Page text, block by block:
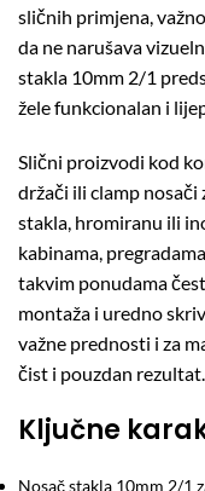
sličnih primjena,
da ne narušava
stakla 10mm 2/1
žele funkcionalan i
Slični proizvodi kod
držači ili clamp nosači
stakla, hromiranu ili
kabinama,
takvim ponudama
montaža i uredno
važne prednosti i za
čist i pouzdan rezultat.
Ključne
Nosač stakla 10mm 2/1